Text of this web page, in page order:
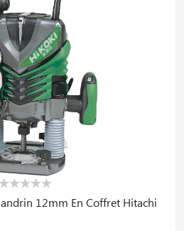
12mm En Coffret Hitachi